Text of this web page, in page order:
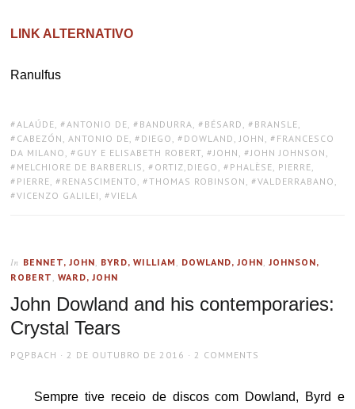
LINK ALTERNATIVO
Ranulfus
TAGS:
ALAÚDE, ANTONIO DE, BANDURRA, BÉSARD , BRANSLE,
CABEZÓN, ANTONIO DE, DIEGO , DOWLAND, JOHN , FRANCESCO
DA MILANO , GUY E ELISABETH ROBERT, JOHN , JOHN JOHNSON ,
MELCHIORE DE BARBERLIS , ORTIZ,DIEGO , PHALÈSE, PIERRE,
PIERRE, RENASCIMENTO , THOMAS ROBINSON , VALDERRABANO ,
VICENZO GALILEI , VIELA
In BENNET, JOHN, BYRD, WILLIAM , DOWLAND, JOHN,JOHNSON,
ROBERT ,WARD, JOHN
John Dowland and his contemporaries:
Crystal Tears
AUTHOR
PQPBACH
POSTED
2 DE OUTUBRO DE 2016 2 COMMENTS
Sempre tive receio de discos com Dowland, Byrd e